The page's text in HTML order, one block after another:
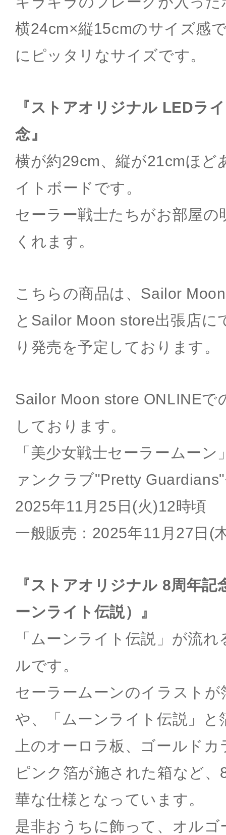
横24cm×縦15cmのサイズ感
にピッタリなサイズです。
『ストアオリジナル LEDラ
念』
横が約29cm、縦が21cmほど
イトボードです。
セーラー戦士たちがお部屋の
くれます。
こちらの商品は、Sailor
とSailor Moon store出張店に
り発売を予定しております。
Sailor Moon store ONLINEで
しております。
「美少女戦士セーラームー
ァンクラブ"Pretty
2025年11月25日(火)12時頃
一般販売：2025年11月27日(
『ストアオリジナル 8周年
ーンライト伝説）』
「ムーンライト伝説」が流
ルです。
セーラームーンのイラスト
や、「ムーンライト伝説」と
上のオーロラ板、ゴールド
ピンク箔が施された箱など
華な仕様となっています。
是非おうちに飾って、オルゴ